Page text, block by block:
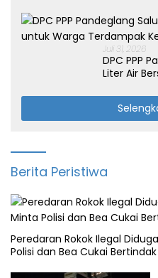
Juli 31, 2026
DPC PPP
Liter Air
Berita Peristiwa
Peredaran Rokok Ilegal
Polisi dan Bea Cukai Bertindak